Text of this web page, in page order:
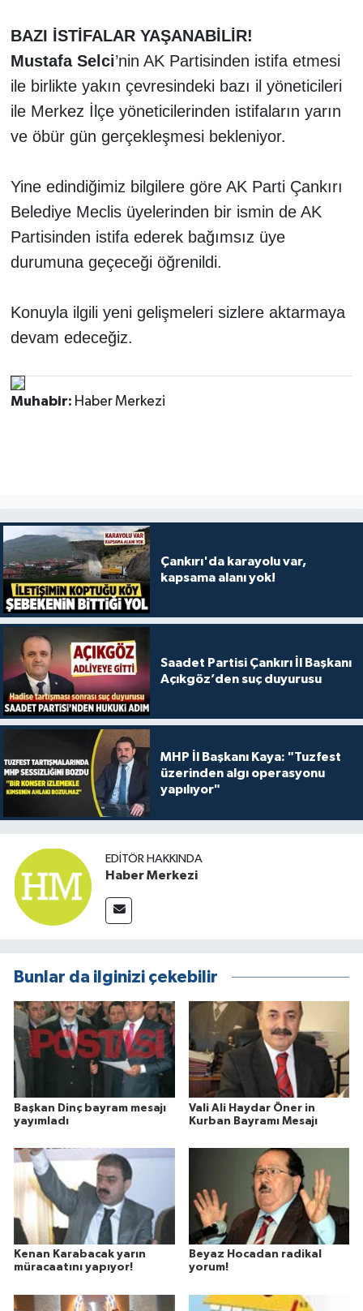
BAZI İSTİFALAR YAŞANABİLİR!
Mustafa Selci’nin AK Partisinden istifa etmesi
ile birlikte yakın çevresindeki bazı il yöneticileri
ile Merkez İlçe yöneticilerinden istifaların yarın
ve öbür gün gerçekleşmesi bekleniyor.
Yine edindiğimiz bilgilere göre AK Parti Çankırı
Belediye Meclis üyelerinden bir ismin de AK
Partisinden istifa ederek bağımsız üye
durumuna geçeceği öğrenildi.
Konuyla ilgili yeni gelişmeleri sizlere aktarmaya
devam edeceğiz.
Muhabir: Haber Merkezi
Çankırı'da karayolu var,
kapsama alanı yok!
Saadet Partisi Çankırı İl Başkanı
Açıkgöz’den suç duyurusu
MHP İl Başkanı Kaya: "Tuzfest
üzerinden algı operasyonu
yapılıyor"
EDITÖR HAKKINDA
Haber Merkezi
Bunlar da ilginizi çekebilir
Başkan Dinç bayram mesajı
yayımladı
Vali Ali Haydar Öner in
Kurban Bayramı Mesajı
Kenan Karabacak yarın
müracaatını yapıyor!
Beyaz Hocadan radikal
yorum!